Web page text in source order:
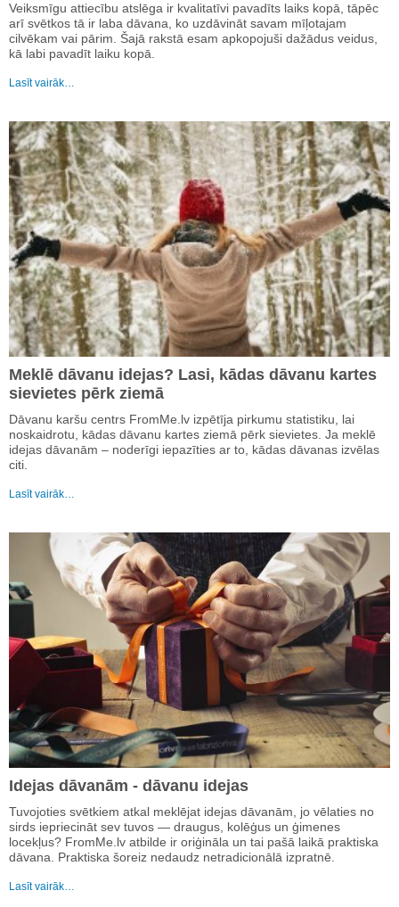
Veiksmīgu attiecību atslēga ir kvalitatīvi pavadīts laiks kopā, tāpēc
arī svētkos tā ir laba dāvana, ko uzdāvināt savam mīļotajam
cilvēkam vai pārim. Šajā rakstā esam apkopojuši dažādus veidus,
kā labi pavadīt laiku kopā.
Lasīt vairāk…
Meklē dāvanu idejas? Lasi, kādas dāvanu kartes
sievietes pērk ziemā
Dāvanu karšu centrs FromMe.lv izpētīja pirkumu statistiku, lai
noskaidrotu, kādas dāvanu kartes ziemā pērk sievietes. Ja meklē
idejas dāvanām – noderīgi iepazīties ar to, kādas dāvanas izvēlas
citi.
Lasīt vairāk…
Idejas dāvanām - dāvanu idejas
Tuvojoties svētkiem atkal meklējat idejas dāvanām, jo vēlaties no
sirds iepriecināt sev tuvos — draugus, kolēģus un ģimenes
locekļus? FromMe.lv atbilde ir oriģināla un tai pašā laikā praktiska
dāvana. Praktiska šoreiz nedaudz netradicionālā izpratnē.
Lasīt vairāk…